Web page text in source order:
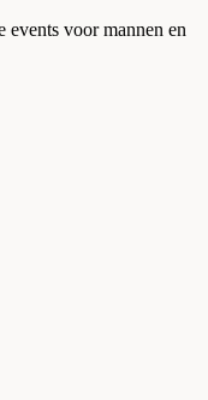
events voor mannen en